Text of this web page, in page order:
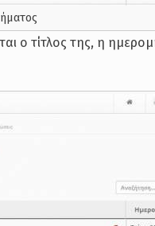
ο τίτλος της, η